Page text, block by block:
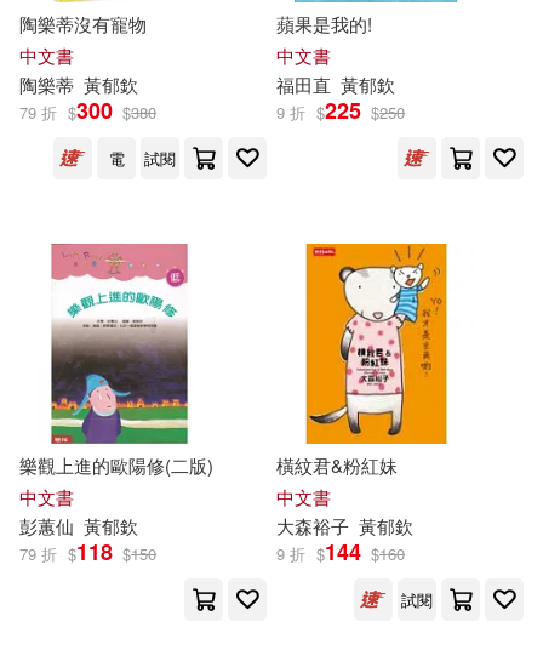
陶樂蒂沒有寵物
中文書
陶樂蒂 黃郁欽
79 折 $300 $380
電
試閱
蘋果是我的!
中文書
福田直 黃郁欽
9 折 $225 $250
樂觀上進的歐陽修(二版)
中文書
彭蕙仙 黃郁欽
79 折 $118 $150
橫紋君&粉紅妹
中文書
大森裕子 黃郁欽
9 折 $144 $160
試閱